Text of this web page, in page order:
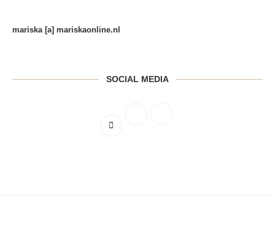
mariska [a] mariskaonline.nl
SOCIAL MEDIA